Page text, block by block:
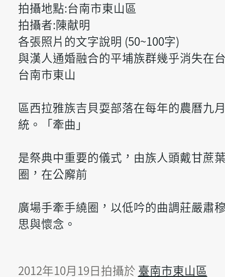
拍攝地點:台南市東山區
拍攝者:陳献明
各張照片的文字說明 (50~100字)
與漢人通婚融合的平埔族群幾乎消失在
台南市東山
區西拉雅族吉貝耍部落在每年的農曆九
統。「牽曲」
是祭典中重要的儀式，由族人頭戴甘蔗
圈，在公廨前
廣場手牽手繞圈，以低吟的曲調莊嚴肅
思與懷念。
2012年10月19日拍攝於 臺南市東山區